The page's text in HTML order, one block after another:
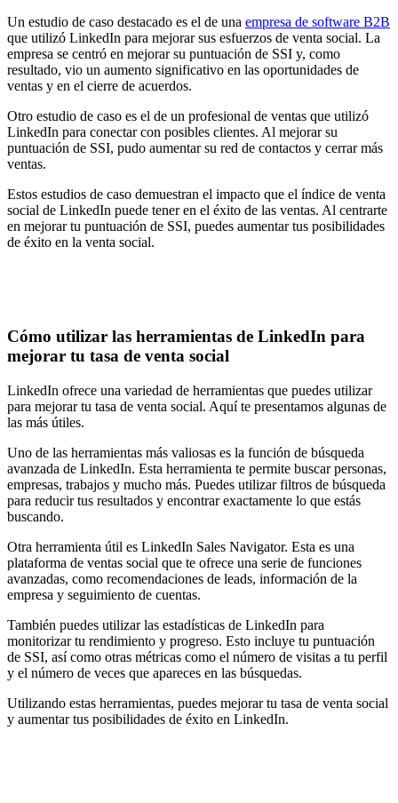
Un estudio de caso destacado es el de una empresa de software B2B
que utilizó LinkedIn para mejorar sus esfuerzos de venta social. La
empresa se centró en mejorar su puntuación de SSI y, como
resultado, vio un aumento significativo en las oportunidades de
ventas y en el cierre de acuerdos.
Otro estudio de caso es el de un profesional de ventas que utilizó
LinkedIn para conectar con posibles clientes. Al mejorar su
puntuación de SSI, pudo aumentar su red de contactos y cerrar más
ventas.
Estos estudios de caso demuestran el impacto que el índice de venta
social de LinkedIn puede tener en el éxito de las ventas. Al centrarte
en mejorar tu puntuación de SSI, puedes aumentar tus posibilidades
de éxito en la venta social.
Cómo utilizar las herramientas de LinkedIn para
mejorar tu tasa de venta social
LinkedIn ofrece una variedad de herramientas que puedes utilizar
para mejorar tu tasa de venta social. Aquí te presentamos algunas de
las más útiles.
Uno de las herramientas más valiosas es la función de búsqueda
avanzada de LinkedIn. Esta herramienta te permite buscar personas,
empresas, trabajos y mucho más. Puedes utilizar filtros de búsqueda
para reducir tus resultados y encontrar exactamente lo que estás
buscando.
Otra herramienta útil es LinkedIn Sales Navigator. Esta es una
plataforma de ventas social que te ofrece una serie de funciones
avanzadas, como recomendaciones de leads, información de la
empresa y seguimiento de cuentas.
También puedes utilizar las estadísticas de LinkedIn para
monitorizar tu rendimiento y progreso. Esto incluye tu puntuación
de SSI, así como otras métricas como el número de visitas a tu perfil
y el número de veces que apareces en las búsquedas.
Utilizando estas herramientas, puedes mejorar tu tasa de venta social
y aumentar tus posibilidades de éxito en LinkedIn.